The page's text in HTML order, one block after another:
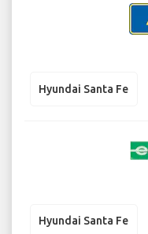
Hyundai Santa Fe
Hyundai Santa Fe